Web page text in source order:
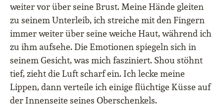
weiter vor über seine Brust. Meine Hände gleiten
zu seinem Unterleib, ich streiche mit den Fingern
immer weiter über seine weiche Haut, während ich
zu ihm aufsehe. Die Emotionen spiegeln sich in
seinem Gesicht, was mich fasziniert. Shou stöhnt
tief, zieht die Luft scharf ein. Ich lecke meine
Lippen, dann verteile ich einige flüchtige Küsse auf
der Innenseite seines Oberschenkels.